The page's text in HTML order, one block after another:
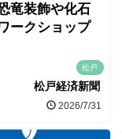
竜装飾や化石
ークショップ
松戸
松戸経済新聞
2026/7/31